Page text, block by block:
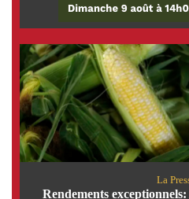
La
Rendements